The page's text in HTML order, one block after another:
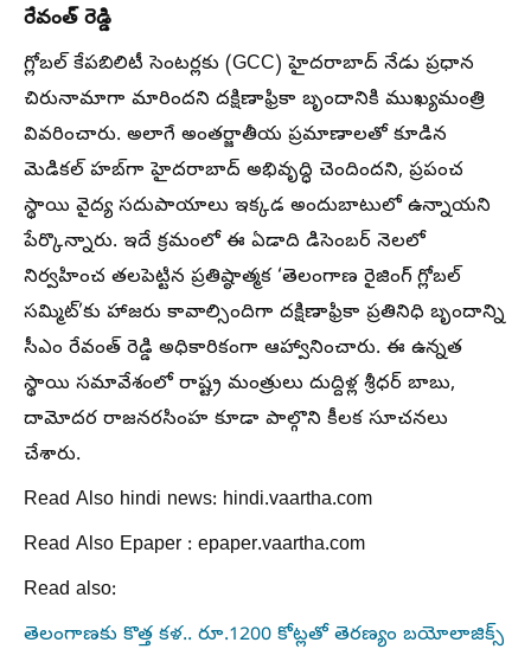
రేవంత్ రెడ్డి
గ్లోబల్ కేపబిలిటీ సెంటర్లకు (GCC) హైదరాబాద్ నేడు ప్రధాన
చిరునామాగా మారిందని దక్షిణాఫ్రికా బృందానికి ముఖ్యమంత్రి
వివరించారు. అలాగే అంతర్జాతీయ ప్రమాణాలతో కూడిన
మెడికల్ హబ్‌గా హైదరాబాద్ అభివృద్ధి చెందిందని, ప్రపంచ
స్థాయి వైద్య సదుపాయాలు ఇక్కడ అందుబాటులో ఉన్నాయని
పేర్కొన్నారు. ఇదే క్రమంలో ఈ ఏడాది డిసెంబర్ నెలలో
నిర్వహించ తలపెట్టిన ప్రతిష్ఠాత్మక ‘తెలంగాణ రైజింగ్ గ్లోబల్
సమ్మిట్’కు హాజరు కావాల్సిందిగా దక్షిణాఫ్రికా ప్రతినిధి బృందాన్ని
సీఎం రేవంత్ రెడ్డి అధికారికంగా ఆహ్వానించారు. ఈ ఉన్నత
స్థాయి సమావేశంలో రాష్ట్ర మంత్రులు దుద్దిళ్ల శ్రీధర్ బాబు,
దామోదర రాజనరసింహ కూడా పాల్గొని కీలక సూచనలు
చేశారు.
Read Also hindi news: hindi.vaartha.com
Read Also Epaper : epaper.vaartha.com
Read also:
తెలంగాణకు కొత్త కళ.. రూ.1200 కోట్లతో తెరణ్యం బయోలాజిక్స్